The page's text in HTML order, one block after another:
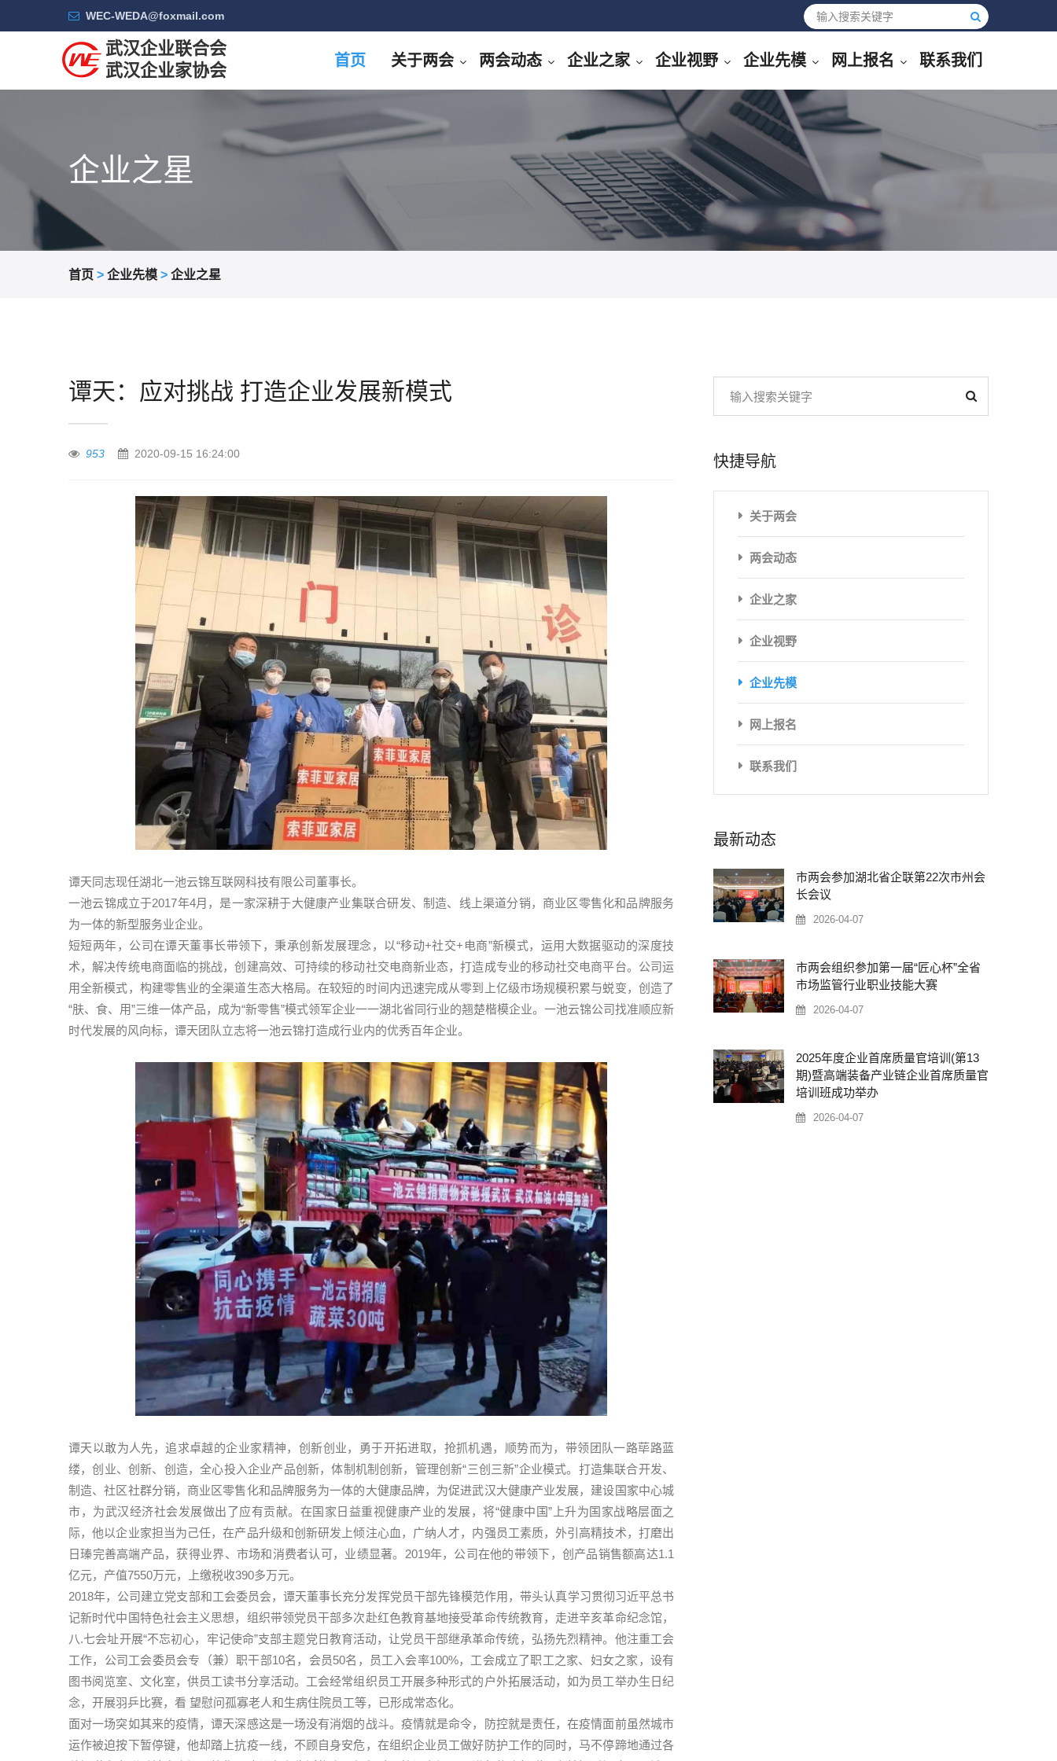
WEC-WEDA@foxmail.com
武汉企业联合会
武汉企业家协会
首页 关于两会 两会动态 企业之家 企业视野 企业先模 网上报名 联系我们
企业之星
首页 > 企业先模 > 企业之星
谭天：应对挑战 打造企业发展新模式
953 2020-09-15 16:24:00
谭天同志现任湖北一池云锦互联网科技有限公司董事长。
一池云锦成立于2017年4月，是一家深耕于大健康产业集联合研发、制造、线上渠道分销，商业区零售化和品牌服务
为一体的新型服务业企业。
短短两年，公司在谭天董事长带领下，秉承创新发展理念，以“移动+社交+电商”新模式，运用大数据驱动的深度技
术，解决传统电商面临的挑战，创建高效、可持续的移动社交电商新业态，打造成专业的移动社交电商平台。公司运
用全新模式，构建零售业的全渠道生态大格局。在较短的时间内迅速完成从零到上亿级市场规模积累与蜕变，创造了
“肤、食、用”三维一体产品，成为“新零售”模式领军企业一一湖北省同行业的翘楚楷模企业。一池云锦公司找准顺应新
时代发展的风向标，谭天团队立志将一池云锦打造成行业内的优秀百年企业。
谭天以敢为人先，追求卓越的企业家精神，创新创业，勇于开拓进取，抢抓机遇，顺势而为，带领团队一路荜路蓝
缕，创业、创新、创造，全心投入企业产品创新，体制机制创新，管理创新“三创三新”企业模式。打造集联合开发、
制造、社区社群分销，商业区零售化和品牌服务为一体的大健康品牌，为促进武汉大健康产业发展，建设国家中心城
市，为武汉经济社会发展做出了应有贡献。在国家日益重视健康产业的发展，将“健康中国”上升为国家战略层面之
际，他以企业家担当为己任，在产品升级和创新研发上倾注心血，广纳人才，内强员工素质，外引高精技术，打磨出
日瑧完善高端产品，获得业界、市场和消费者认可，业绩显著。2019年，公司在他的带领下，创产品销售额高达1.1
亿元，产值7550万元，上缴税收390多万元。
2018年，公司建立党支部和工会委员会，谭天董事长充分发挥党员干部先锋模范作用，带头认真学习贯彻习近平总书
记新时代中国特色社会主义思想，组织带领党员干部多次赴红色教育基地接受革命传统教育，走进辛亥革命纪念馆，
八.七会址开展“不忘初心，牢记使命”支部主题党日教育活动，让党员干部继承革命传统，弘扬先烈精神。他注重工会
工作，公司工会委员会专（兼）职干部10名，会员50名，员工入会率100%，工会成立了职工之家、妇女之家，设有
图书阅览室、文化室，供员工读书分享活动。工会经常组织员工开展多种形式的户外拓展活动，如为员工举办生日纪
念，开展羽乒比赛，看 望慰问孤寡老人和生病住院员工等，已形成常态化。
面对一场突如其来的疫情，谭天深感这是一场没有消烟的战斗。疫情就是命令，防控就是责任，在疫情面前虽然城市
运作被迫按下暂停键，他却踏上抗疫一线，不顾自身安危，在组织企业员工做好防护工作的同时，马不停蹄地通过各
快捷导航
关于两会
两会动态
企业之家
企业视野
企业先模
网上报名
联系我们
最新动态
市两会参加湖北省企联第22次市州会
长会议
2026-04-07
市两会组织参加第一届“匠心杯”全省
市场监管行业职业技能大赛
2026-04-07
2025年度企业首席质量官培训(第13
期)暨高端装备产业链企业首席质量官
培训班成功举办
2026-04-07